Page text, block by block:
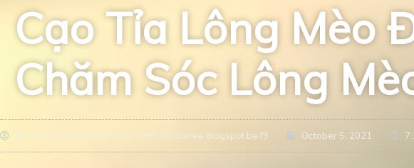
Cạo Tỉa Lông Mèo
Chăm Sóc Lông
By Unlock Your Senior User Cash fodafuree.blogspot.be f9 October 5, 2021